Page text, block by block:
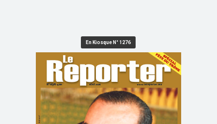
En Kiosque N° 1276